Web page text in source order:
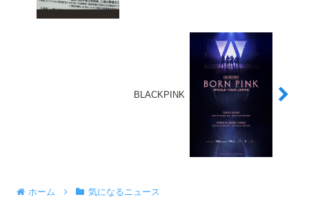
BLACKPINK
ホーム 気になるニュース